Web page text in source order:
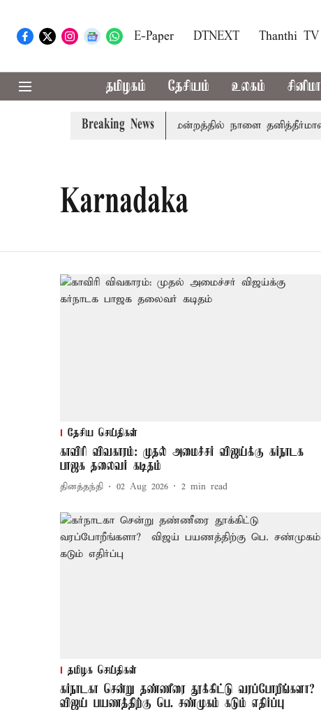
E-Paper DTNEXT Thanthi TV
தமிழகம் தேசியம் உலகம் சினிமா
Breaking News
தமிழ்த்தாய் வாழ்த்து: சட்டமன்றத்தில் நாளை தனித்தீர்மானம்
Karnadaka
தேசிய செய்திகள்
காவிரி விவகாரம்: முதல் அமைச்சர் விஜய்க்கு கர்நாடக
பாஜக தலைவர் கடிதம்
தினத்தந்தி 02 Aug 2026 2 min read
தமிழக செய்திகள்
கர்நாடகா சென்று தண்ணீரை தூக்கிட்டு வரப்போறீங்களா? –
விஜய் பயணத்திற்கு பெ. சண்முகம் கடும் எதிர்ப்பு